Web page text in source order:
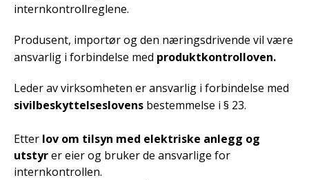
internkontrollreglene.
Produsent, importør og den næringsdrivende vil være
ansvarlig i forbindelse med produktkontrolloven.
Leder av virksomheten er ansvarlig i forbindelse med
sivilbeskyttelseslovens bestemmelse i § 23.
Etter lov om tilsyn med elektriske anlegg og
utstyrer eier og bruker de ansvarlige for
internkontrollen.